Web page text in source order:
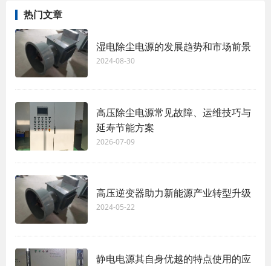
热门文章
湿电除尘电源的发展趋势和市场前景
2024-08-30
高压除尘电源常见故障、运维技巧与
延寿节能方案
2026-07-09
高压逆变器助力新能源产业转型升级
2024-05-22
静电电源其自身优越的特点使用的应